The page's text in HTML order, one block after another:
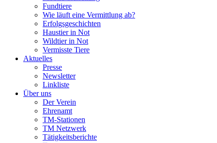
Fundtiere
Wie läuft eine Vermittlung ab?
Erfolgsgeschichten
Haustier in Not
Wildtier in Not
Vermisste Tiere
Aktuelles
Presse
Newsletter
Linkliste
Über uns
Der Verein
Ehrenamt
TM-Stationen
TM Netzwerk
Tätigkeitsberichte